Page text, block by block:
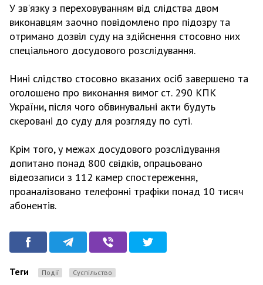
У зв'язку з переховуванням від слідства двом
виконавцям заочно повідомлено про підозру та
отримано дозвіл суду на здійснення стосовно них
спеціального досудового розслідування.
Нині слідство стосовно вказаних осіб завершено та
оголошено про виконання вимог ст. 290 КПК
України, після чого обвинувальні акти будуть
скеровані до суду для розгляду по суті.
Крім того, у межах досудового розслідування
допитано понад 800 свідків, опрацьовано
відеозаписи з 112 камер спостереження,
проаналізовано телефонні трафіки понад 10 тисяч
абонентів.
Теги Події Суспільство